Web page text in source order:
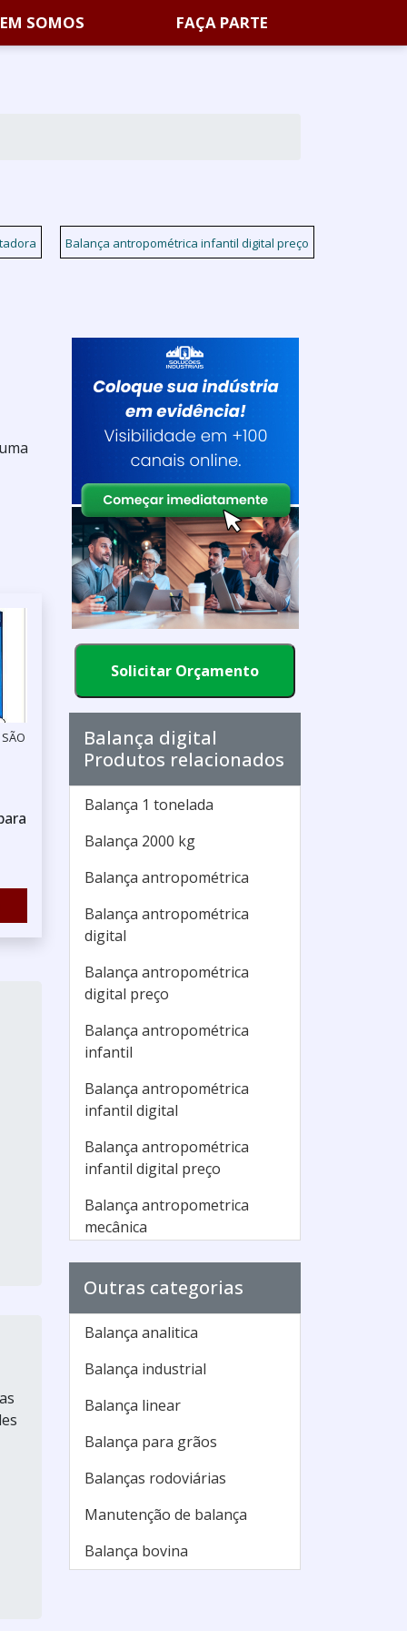
SOMOS FAÇA PARTE
Balança antropométrica infantil digital preço
Solicitar Orçamento
Balança digital
Produtos relacionados
Balança 1 tonelada
Balança 2000 kg
Balança antropométrica
Balança antropométrica
digital
Balança antropométrica
digital preço
Balança antropométrica
infantil
Balança antropométrica
infantil digital
Balança antropométrica
infantil digital preço
Balança antropometrica
mecânica
Balança antropométrica
micheletti
pediátrica
Balança antropométrica
preço
Balança baby
Balança camry assistência
medidor de pressão
Outras categorias
Balança analitica
Balança industrial
Balança linear
Balança para grãos
Balanças rodoviárias
Manutenção de balança
Balança bovina